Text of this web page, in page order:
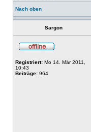
Nach oben
Sargon
Registriert: Mo 14. Mär 2011,
10:43
Beiträge: 964